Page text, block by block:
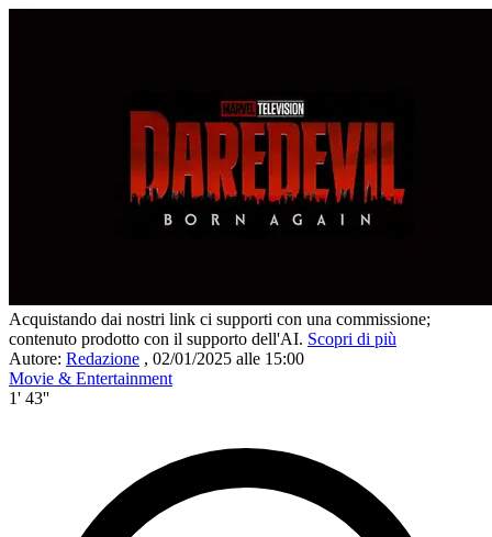
Acquistando dai nostri link ci supporti con una commissione;
contenuto prodotto con il supporto dell'AI. Scopri di più
Autore: Redazione , 02/01/2025 alle 15:00
Movie & Entertainment
1' 43''